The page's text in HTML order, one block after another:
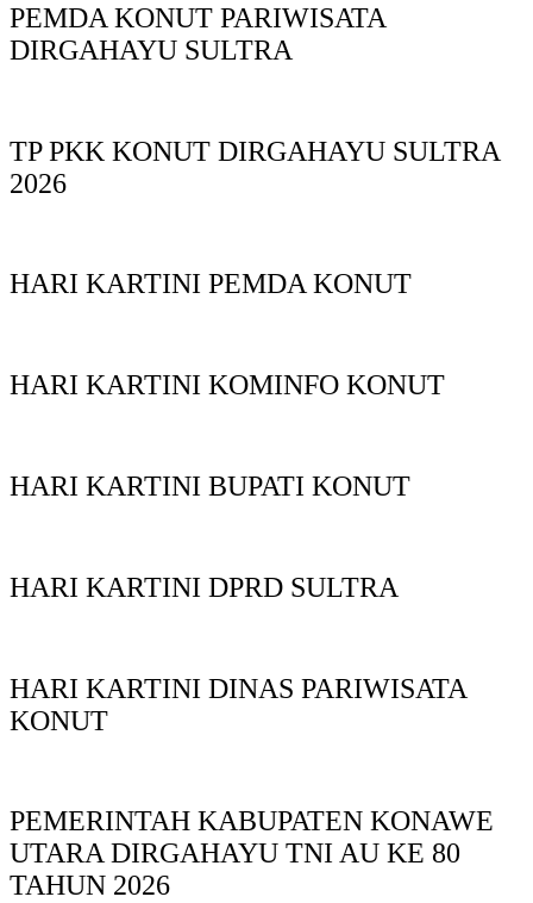
PEMDA KONUT PARIWISATA
DIRGAHAYU SULTRA
TP PKK KONUT DIRGAHAYU SULTRA
2026
HARI KARTINI PEMDA KONUT
HARI KARTINI KOMINFO KONUT
HARI KARTINI BUPATI KONUT
HARI KARTINI DPRD SULTRA
HARI KARTINI DINAS PARIWISATA
KONUT
PEMERINTAH KABUPATEN KONAWE
UTARA DIRGAHAYU TNI AU KE 80
TAHUN 2026